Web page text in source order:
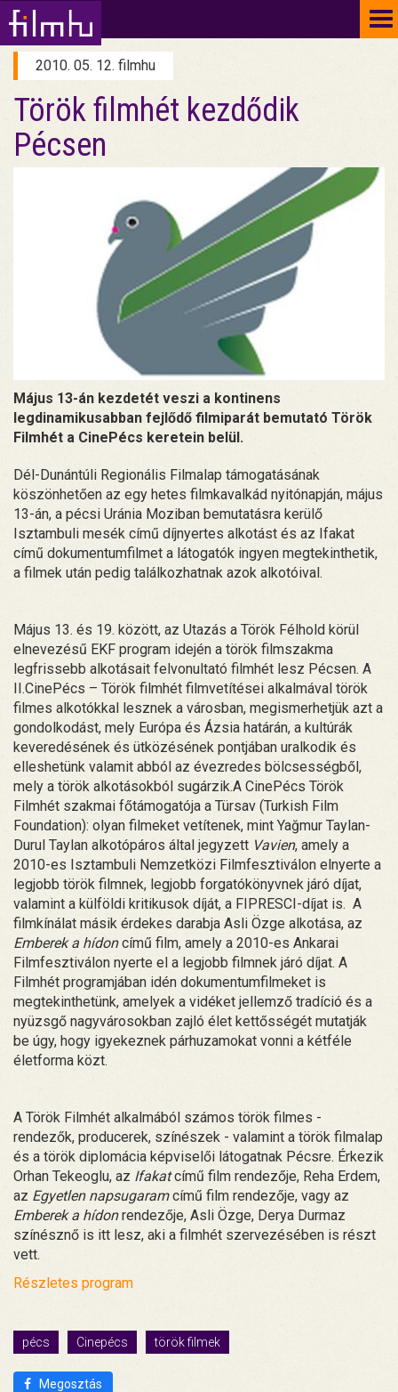
2010. 05. 12. filmhu
Török filmhét kezdődik
Pécsen
Május 13-án kezdetét veszi a kontinens
legdinamikusabban fejlődő filmiparát bemutató Török
Filmhét a CinePécs keretein belül.
Dél-Dunántúli Regionális Filmalap támogatásának
köszönhetően az egy hetes filmkavalkád nyitónapján, május
13-án, a pécsi Uránia Moziban bemutatásra kerülő
Isztambuli mesék című díjnyertes alkotást és az Ifakat
című dokumentumfilmet a látogatók ingyen megtekinthetik,
a filmek után pedig találkozhatnak azok alkotóival.
Május 13. és 19. között, az Utazás a Török Félhold körül
elnevezésű EKF program idején a török filmszakma
legfrissebb alkotásait felvonultató filmhét lesz Pécsen. A
II.CinePécs – Török filmhét filmvetítései alkalmával török
filmes alkotókkal lesznek a városban, megismerhetjük azt a
gondolkodást, mely Európa és Ázsia határán, a kultúrák
keveredésének és ütközésének pontjában uralkodik és
elleshetünk valamit abból az évezredes bölcsességből,
mely a török alkotásokból sugárzik.A CinePécs Török
Filmhét szakmai főtámogatója a Türsav (Turkish Film
Foundation): olyan filmeket vetítenek, mint Yağmur Taylan-
Durul Taylan alkotópáros által jegyzett Vavien, amely a
2010-es Isztambuli Nemzetközi Filmfesztiválon elnyerte a
legjobb török filmnek, legjobb forgatókönyvnek járó díjat,
valamint a külföldi kritikusok díját, a FIPRESCI-díjat is. A
filmkínálat másik érdekes darabja Asli Özge alkotása, az
Emberek a hídoncímű film, amely a 2010-es Ankarai
Filmfesztiválon nyerte el a legjobb filmnek járó díjat. A
Filmhét programjában idén dokumentumfilmeket is
megtekinthetünk, amelyek a vidéket jellemző tradíció és a
nyüzsgő nagyvárosokban zajló élet kettősségét mutatják
be úgy, hogy igyekeznek párhuzamokat vonni a kétféle
életforma közt.
A Török Filmhét alkalmából számos török filmes -
rendezők, producerek, színészek - valamint a török filmalap
és a török diplomácia képviselői látogatnak Pécsre. Érkezik
Orhan Tekeoglu, az Ifakatcímű film rendezője, Reha Erdem,
az Egyetlen napsugaramcímű film rendezője, vagy az
Emberek a hídonrendezője, Asli Özge, Derya Durmaz
színésznő is itt lesz, aki a filmhét szervezésében is részt
vett.
Részletes program
pécs Cinepécs török filmek
Megosztás